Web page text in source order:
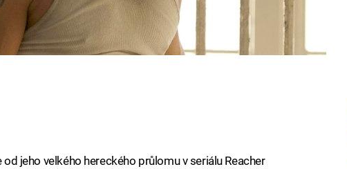
jeho velkého hereckého průlomu v seriálu Reacher